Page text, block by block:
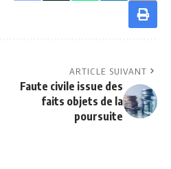
ARTICLE SUIVANT
Faute civile issue des
faits objets de la
poursuite